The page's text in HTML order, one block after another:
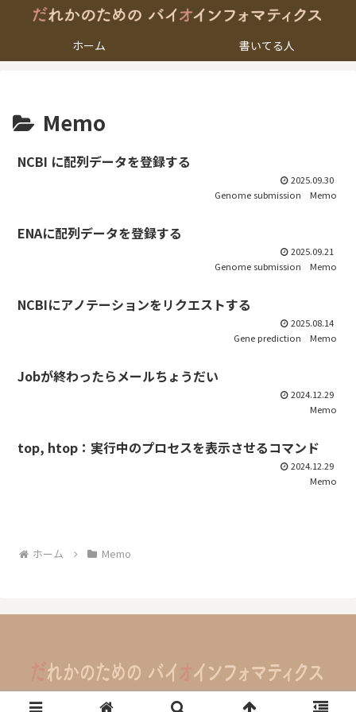
ホーム 書いてる人
Memo
NCBI に配列データを登録する
2025.09.30
Genome submission
Memo
ENAに配列データを登録する
2025.09.21
Genome submission
Memo
NCBIにアノテーションをリクエストする
2025.08.14
Gene prediction
Memo
Jobが終わったらメールちょうだい
2024.12.29
Memo
top, htop：実行中のプロセスを表示させるコマンド
2024.12.29
Memo
ホーム Memo
© 2024 だれかのためのバイオインフォマティクス.